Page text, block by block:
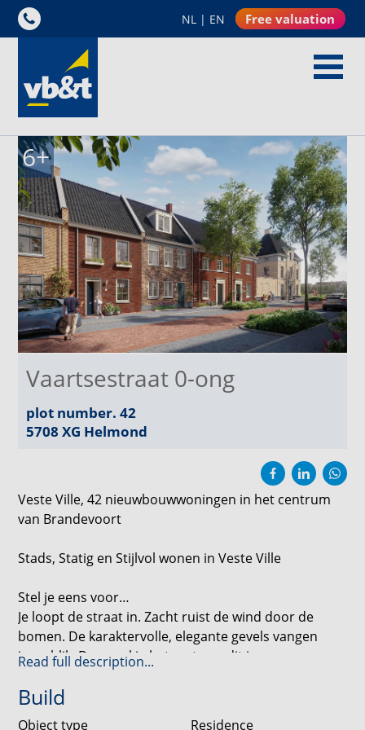
NL | EN Free valuation
6+
Vaartsestraat 0-ong
plot number. 42
5708 XG Helmond
Veste Ville, 42 nieuwbouwwoningen in het centrum
van Brandevoort
Stads, Statig en Stijlvol wonen in Veste Ville
Stel je eens voor…
Je loopt de straat in. Zacht ruist de wind door de
bomen. De karaktervolle, elegante gevels vangen
jouw blik. Dan voel je het meteen: dit is geen gewone
buurt. Dit is Veste Ville.
Read full description...
Build
Object type
Residence